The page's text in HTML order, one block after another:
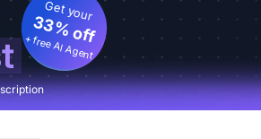
Get your
33% off
+ free AI Agent